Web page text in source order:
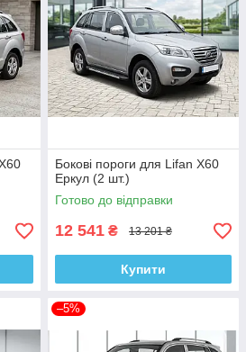
Бокові пороги для Lifan X60
Еркул (2 шт.)
Готово до відправки
12 541 ₴ 13 201 ₴
Купити
–5%